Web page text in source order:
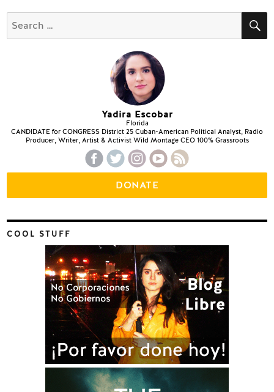
Search
for:
Yadira Escobar
Florida
CANDIDATE for CONGRESS District 25 Cuban-American Political Analyst, Radio
Producer, Writer, Artist & Activist Wild Montage CEO 100% Grassroots
DONATE
COOL STUFF